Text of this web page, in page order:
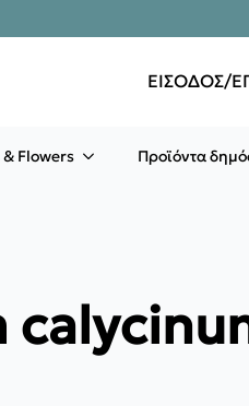
ΕΙΣΟΔΟΣ/
Flowers Προϊόντα